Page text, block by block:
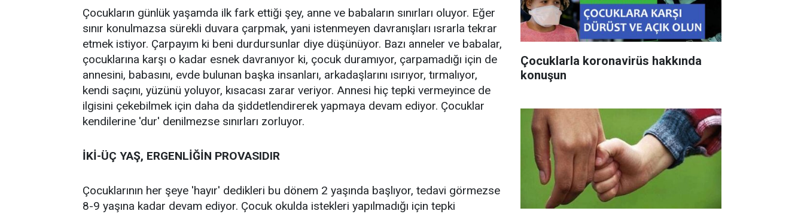
Çocukların günlük yaşamda ilk fark ettiği şey, anne ve babaların sınırları oluyor. Eğer
sınır konulmazsa sürekli duvara çarpmak, yani istenmeyen davranışları ısrarla tekrar
etmek istiyor. Çarpayım ki beni durdursunlar diye düşünüyor. Bazı anneler ve babalar,
çocuklarına karşı o kadar esnek davranıyor ki, çocuk duramıyor, çarpamadığı için de
annesini, babasını, evde bulunan başka insanları, arkadaşlarını ısırıyor, tırmalıyor,
kendi saçını, yüzünü yoluyor, kısacası zarar veriyor. Annesi hiç tepki vermeyince de
ilgisini çekebilmek için daha da şiddetlendirerek yapmaya devam ediyor. Çocuklar
kendilerine 'dur' denilmezse sınırları zorluyor.
İKİ-ÜÇ YAŞ, ERGENLİĞİN PROVASIDIR
Çocuklarının her şeye 'hayır' dedikleri bu dönem 2 yaşında başlıyor, tedavi görmezse
8-9 yaşına kadar devam ediyor. Çocuk okulda istekleri yapılmadığı için tepki
Çocuklarla koronavirüs hakkında
konuşun